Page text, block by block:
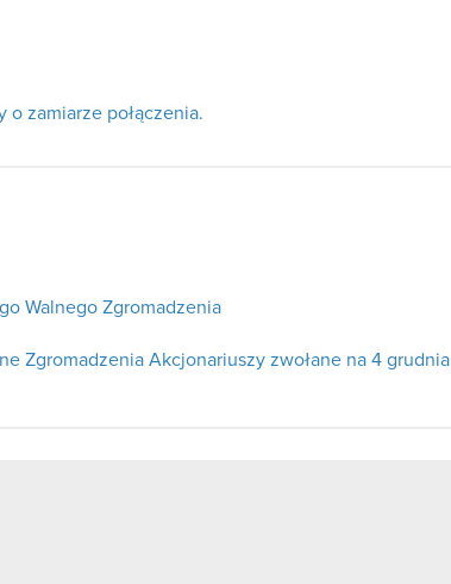
o zamiarze połączenia.
Walnego Zgromadzenia
Zgromadzenia Akcjonariuszy zwołane na 4 grudnia